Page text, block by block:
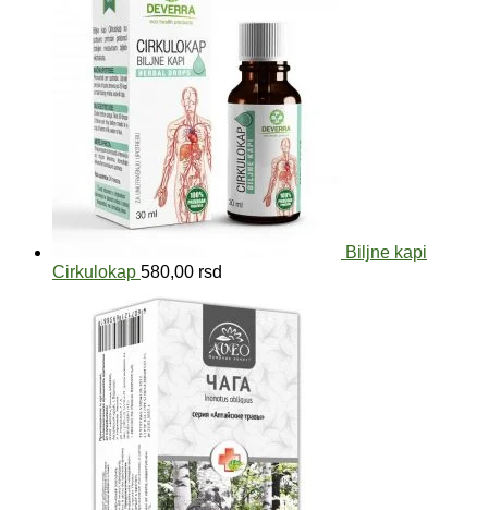
Biljne kapi
Cirkulokap 580,00 rsd